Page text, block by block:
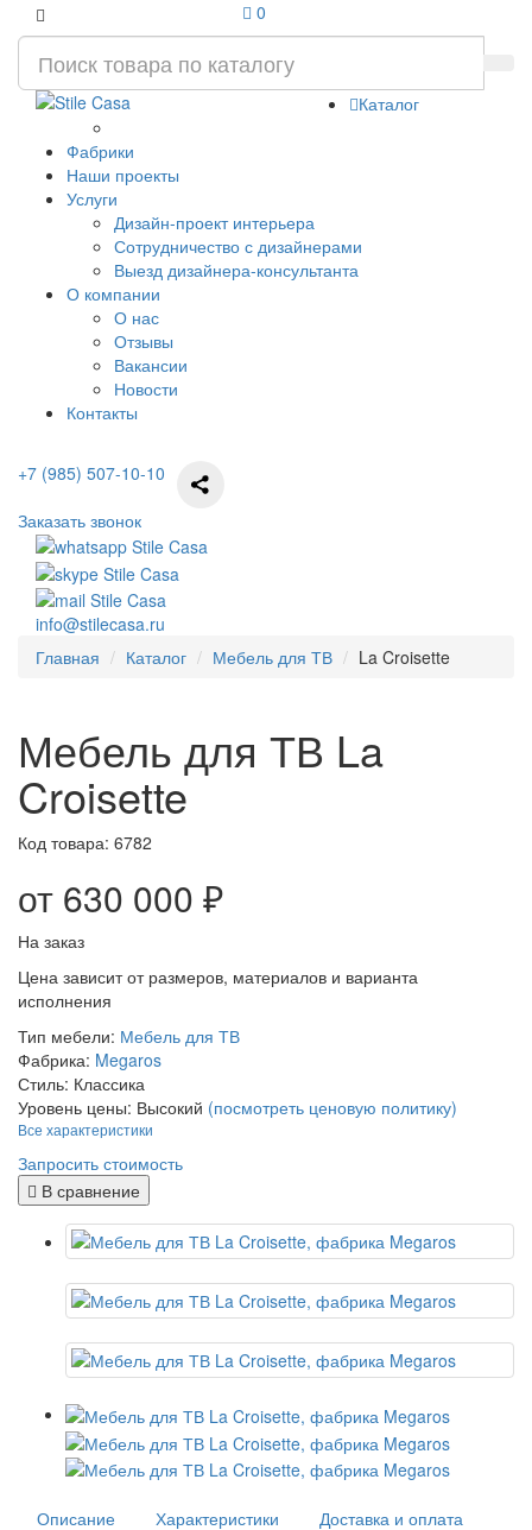
0
Каталог
Фабрики
Наши проекты
Услуги
Дизайн-проект интерьера
Сотрудничество с дизайнерами
Выезд дизайнера-консультанта
О компании
О нас
Отзывы
Вакансии
Новости
Контакты
+7 (985) 507-10-10
Заказать звонок
info@stilecasa.ru
Главная
Каталог Мебель для ТВ La Croisette
Мебель для ТВ La
Croisette
Код товара: 6782
от 630 000 ₽
На заказ
Цена зависит от размеров, материалов и варианта
исполнения
Тип мебели: Мебель для ТВ
Фабрика: Megaros
Стиль: Классика
Уровень цены: Высокий (посмотреть ценовую политику)
Все характеристики
Запросить стоимость
В сравнение
Описание Характеристики Доставка и оплата